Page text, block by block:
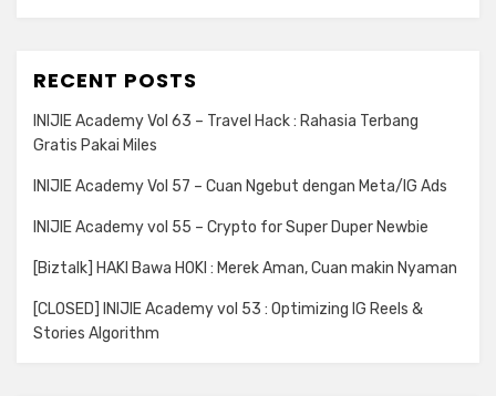
RECENT POSTS
INIJIE Academy Vol 63 – Travel Hack : Rahasia Terbang
Gratis Pakai Miles
INIJIE Academy Vol 57 – Cuan Ngebut dengan Meta/IG Ads
INIJIE Academy vol 55 – Crypto for Super Duper Newbie
[Biztalk] HAKI Bawa HOKI : Merek Aman, Cuan makin Nyaman
[CLOSED] INIJIE Academy vol 53 : Optimizing IG Reels &
Stories Algorithm